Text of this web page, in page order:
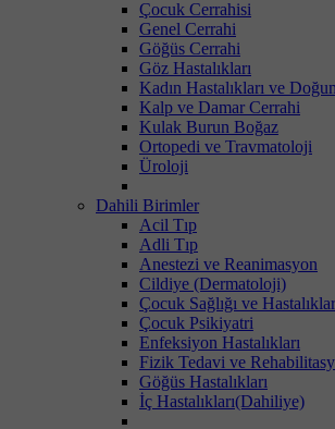
Çocuk Cerrahisi
Genel Cerrahi
Göğüs Cerrahi
Göz Hastalıkları
Kadın Hastalıkları ve
Kalp ve Damar Cerrahi
Kulak Burun Boğaz
Ortopedi ve Travmatoloji
Üroloji
Dahili Birimler
Acil Tıp
Adli Tıp
Anestezi ve Reanimasyon
Cildiye (Dermatoloji)
Çocuk Sağlığı ve
Çocuk Psikiyatri
Enfeksiyon Hastalıkları
Fizik Tedavi ve
Göğüs Hastalıkları
İç Hastalıkları(Dahiliye)